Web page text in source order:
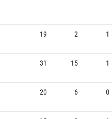
19 2 1
31 15 1
20 6 0